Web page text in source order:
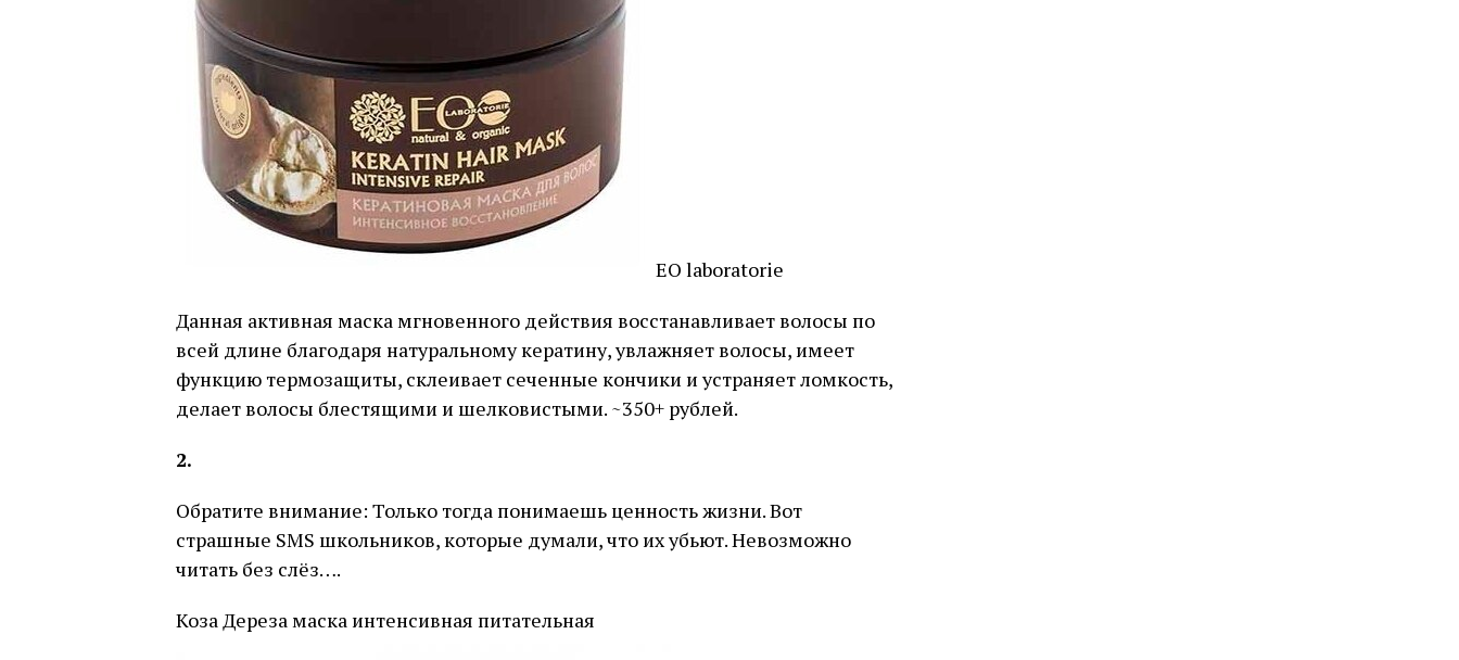
EO laboratorie
Данная активная маска мгновенного действия восстанавливает волосы по
всей длине благодаря натуральному кератину, увлажняет волосы, имеет
функцию термозащиты, склеивает сеченные кончики и устраняет ломкость,
делает волосы блестящими и шелковистыми. ~350+ рублей.
2.
Обратите внимание: Только тогда понимаешь ценность жизни. Вот
страшные SMS школьников, которые думали, что их убьют. Невозможно
читать без слёз….
Коза Дереза маска интенсивная питательная